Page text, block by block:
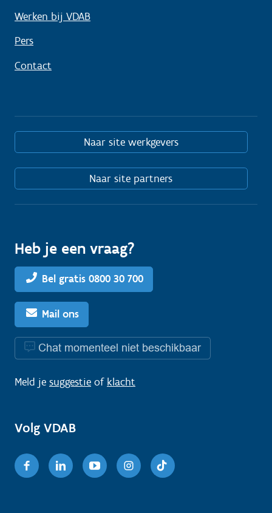
Werken bij VDAB
Pers
Contact
Naar site werkgevers
Naar site partners
Heb je een vraag?
Bel gratis 0800 30 700
Mail ons
Chat momenteel niet beschikbaar
Meld je suggestie of klacht
Volg VDAB
FacebookLinkedinYoutubeInstagram